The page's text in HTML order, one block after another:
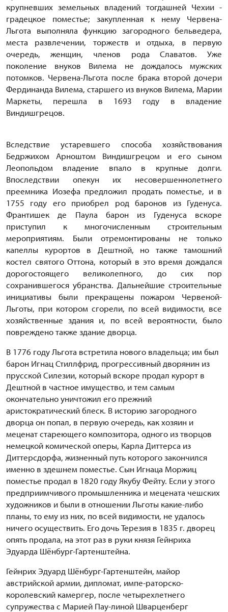
крупневших земельных владений тогдашней Чехии -
градецкое поместье; закупленная к нему Червена-
Льгота выполняла функцию загородного бельведера,
места развлечении, торжеств и отдыха, в первую
очередь, женщин, членов рода Славатов. Уже
поколение внуков Вилема не дождалось мужских
потомков. Червена-Льгота после брака второй дочери
Фердинанда Вилема, старшего из внуков Вилема, Марии
Маркеты, перешла в 1693 году в владение
Виндишгрецов.
Вследствие устаревшего способа хозяйствования
Бедржихом Арноштом Виндишгрецом и его сыном
Леопольдом владение впало в крупные долги.
Впоследствии опекун их несовершеннолетнего
преемника Иозефа предложил продать поместье, и в
1755 году его приобрел род баронов из Гуденуса.
Франтишек де Паула барон из Гуденуса вскоре
приступил к многочисленным строительным
мероприятиям. Были отремонтированы не только
капеллы курортов в Дештной, но также тамошний
костел святого Оттона, который в это время дождался
дорогостоящего великолепного, до сих пор
сохранившегося убранства. Дальнейшие строительные
инициативы были прекрaщены пожаром Червеной-
Льготы, при котором сгорели, по всей видимости, все
хозяйственные здания и, по всей вероятности, было
повреждено также здание дворца.
В 1776 году Льгота встретила нового владельца; им был
барон Игнац Стиллфрид, прогрессивный дворянин из
прусской Силезии, который вскоре продал курорт в
Дештной в частное имущество, и тем самым
окончательно уничтожил его прежний
аристократический блеск. В историю загородного
дворца он попал, в первую очередь, как хозяин и
меценат стареющего композитора, одного из творцов
немецкой комической оперы, Карла Диттерса из
Диттерсдорфа, жизненный путь которого закончился
именно в здешнем поместье. Сын Игнаца Моржиц
поместье продал в 1820 году Якубу Фейту. Если у этого
предприимчивого промышленника и мецената чешских
художников и были в отношении Льготы какие-либо
планы, то ему из них, по всей видимости, не удалось
ничего осуществить. Его дочь Терезия в 1835 г. дворец
опять продала, на этот раз в руки князя Гейнриха
Эдуарда Шёнбург-Гартенштейна.
Гейнрих Эдуард Шёнбург-Гартенштейн, майор
австрийской армии, дипломат, импе-раторско-
королевский камергер, после четырехлетнего
супружества с Марией Пау-линой Шварценберг